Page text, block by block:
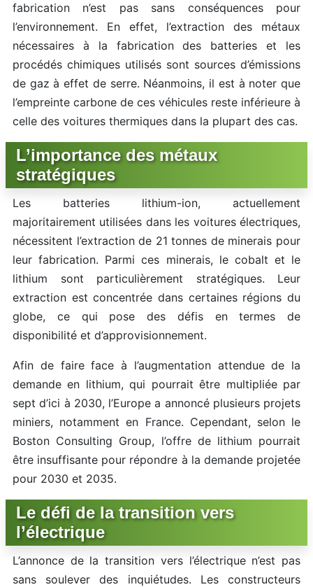
fabrication n’est pas sans conséquences pour
l’environnement. En effet, l’extraction des métaux
nécessaires à la fabrication des batteries et les
procédés chimiques utilisés sont sources d’émissions
de gaz à effet de serre. Néanmoins, il est à noter que
l’empreinte carbone de ces véhicules reste inférieure à
celle des voitures thermiques dans la plupart des cas.
L’importance des métaux
stratégiques
Les batteries lithium-ion, actuellement
majoritairement utilisées dans les voitures électriques,
nécessitent l’extraction de 21 tonnes de minerais pour
leur fabrication. Parmi ces minerais, le cobalt et le
lithium sont particulièrement stratégiques. Leur
extraction est concentrée dans certaines régions du
globe, ce qui pose des défis en termes de
disponibilité et d’approvisionnement.
Afin de faire face à l’augmentation attendue de la
demande en lithium, qui pourrait être multipliée par
sept d’ici à 2030, l’Europe a annoncé plusieurs projets
miniers, notamment en France. Cependant, selon le
Boston Consulting Group, l’offre de lithium pourrait
être insuffisante pour répondre à la demande projetée
pour 2030 et 2035.
Le défi de la transition vers
l’électrique
L’annonce de la transition vers l’électrique n’est pas
sans soulever des inquiétudes. Les constructeurs